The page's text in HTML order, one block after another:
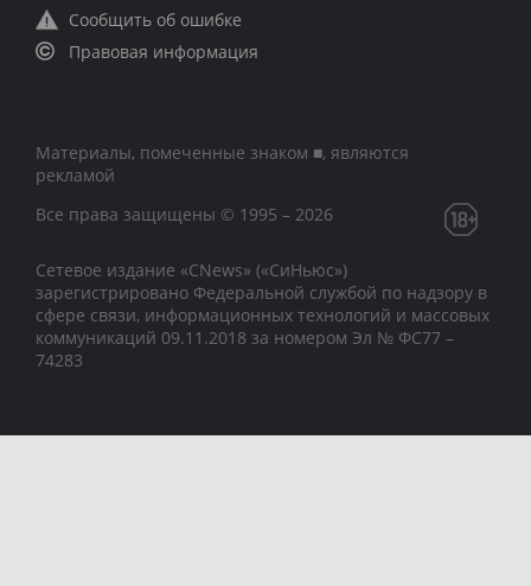
Сообщить об ошибке
Правовая информация
Материалы, помеченные знаком ■, являются
рекламой
Все права защищены © 1995 – 2026
Сетевое издание «CNews» («СиНьюс»)
зарегистрировано Федеральной службой по надзору в
сфере связи, информационных технологий и массовых
коммуникаций 09.11.2018 за номером Эл № ФС77 –
74283